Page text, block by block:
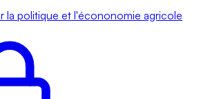
la politique et l'écononomie agricole